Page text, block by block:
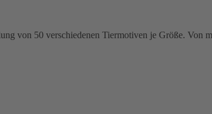
von 50 verschiedenen Tiermotiven je Größe.